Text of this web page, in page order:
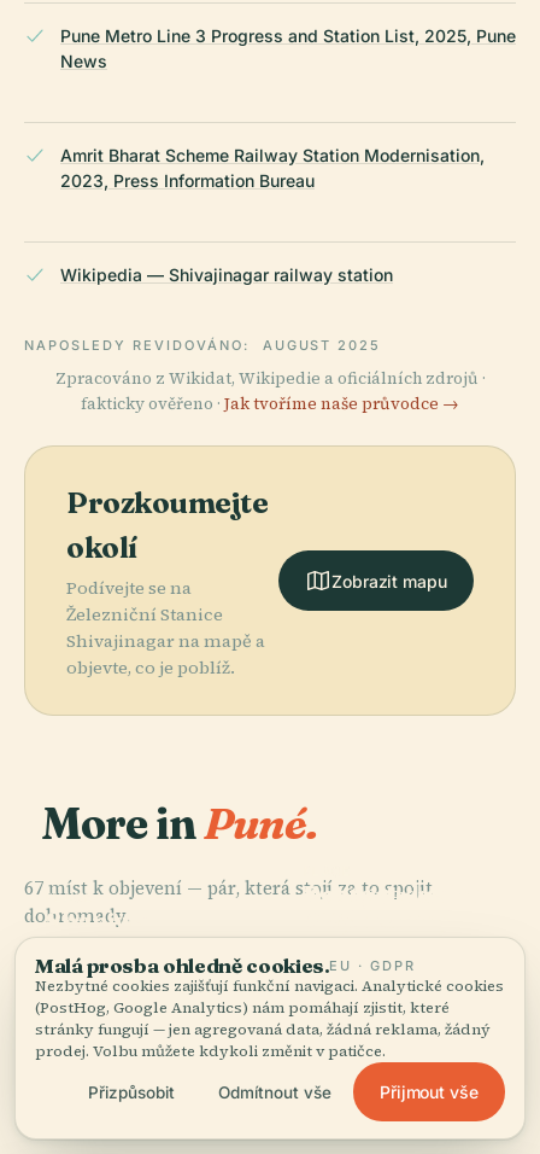
Pune Metro Line 3 Progress and Station List, 2025, Pune
News
Amrit Bharat Scheme Railway Station Modernisation,
2023, Press Information Bureau
Wikipedia — Shivajinagar railway station
NAPOSLEDY REVIDOVÁNO: AUGUST 2025
Zpracováno z Wikidat, Wikipedie a oficiálních zdrojů ·
fakticky ověřeno · Jak tvoříme naše průvodce →
Prozkoumejte
okolí
Podívejte se na
Železniční Stanice
Shivajinagar na mapě a
objevte, co je poblíž.
Zobrazit mapu
More inPuné.
67 míst k objevení — pár, která stojí za to spojit
dohromady.
PLACE
Shaniwar
Wada
Zahrada
Pune-Okayama
PLACE
Palác Aga
Khana
Postgraduální
Ústav Deccan
College
Všech 67 míst v Puné
Malá prosba ohledně cookies.EU · GDPR
Nezbytné cookies zajišťují funkční navigaci. Analytické cookies
(PostHog, Google Analytics) nám pomáhají zjistit, které
stránky fungují — jen agregovaná data, žádná reklama, žádný
prodej. Volbu můžete kdykoli změnit v patičce.
Přizpůsobit Odmítnout vše Přijmout vše